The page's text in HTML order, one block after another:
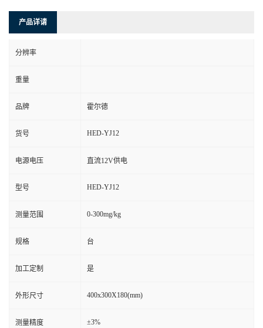
产品详请
分辨率
重量
品牌 霍尔德
货号 HED-YJ12
电源电压 直流12V供电
型号 HED-YJ12
测量范围 0-300mg/kg
规格 台
加工定制 是
外形尺寸 400x300X180(mm)
测量精度 ±3%